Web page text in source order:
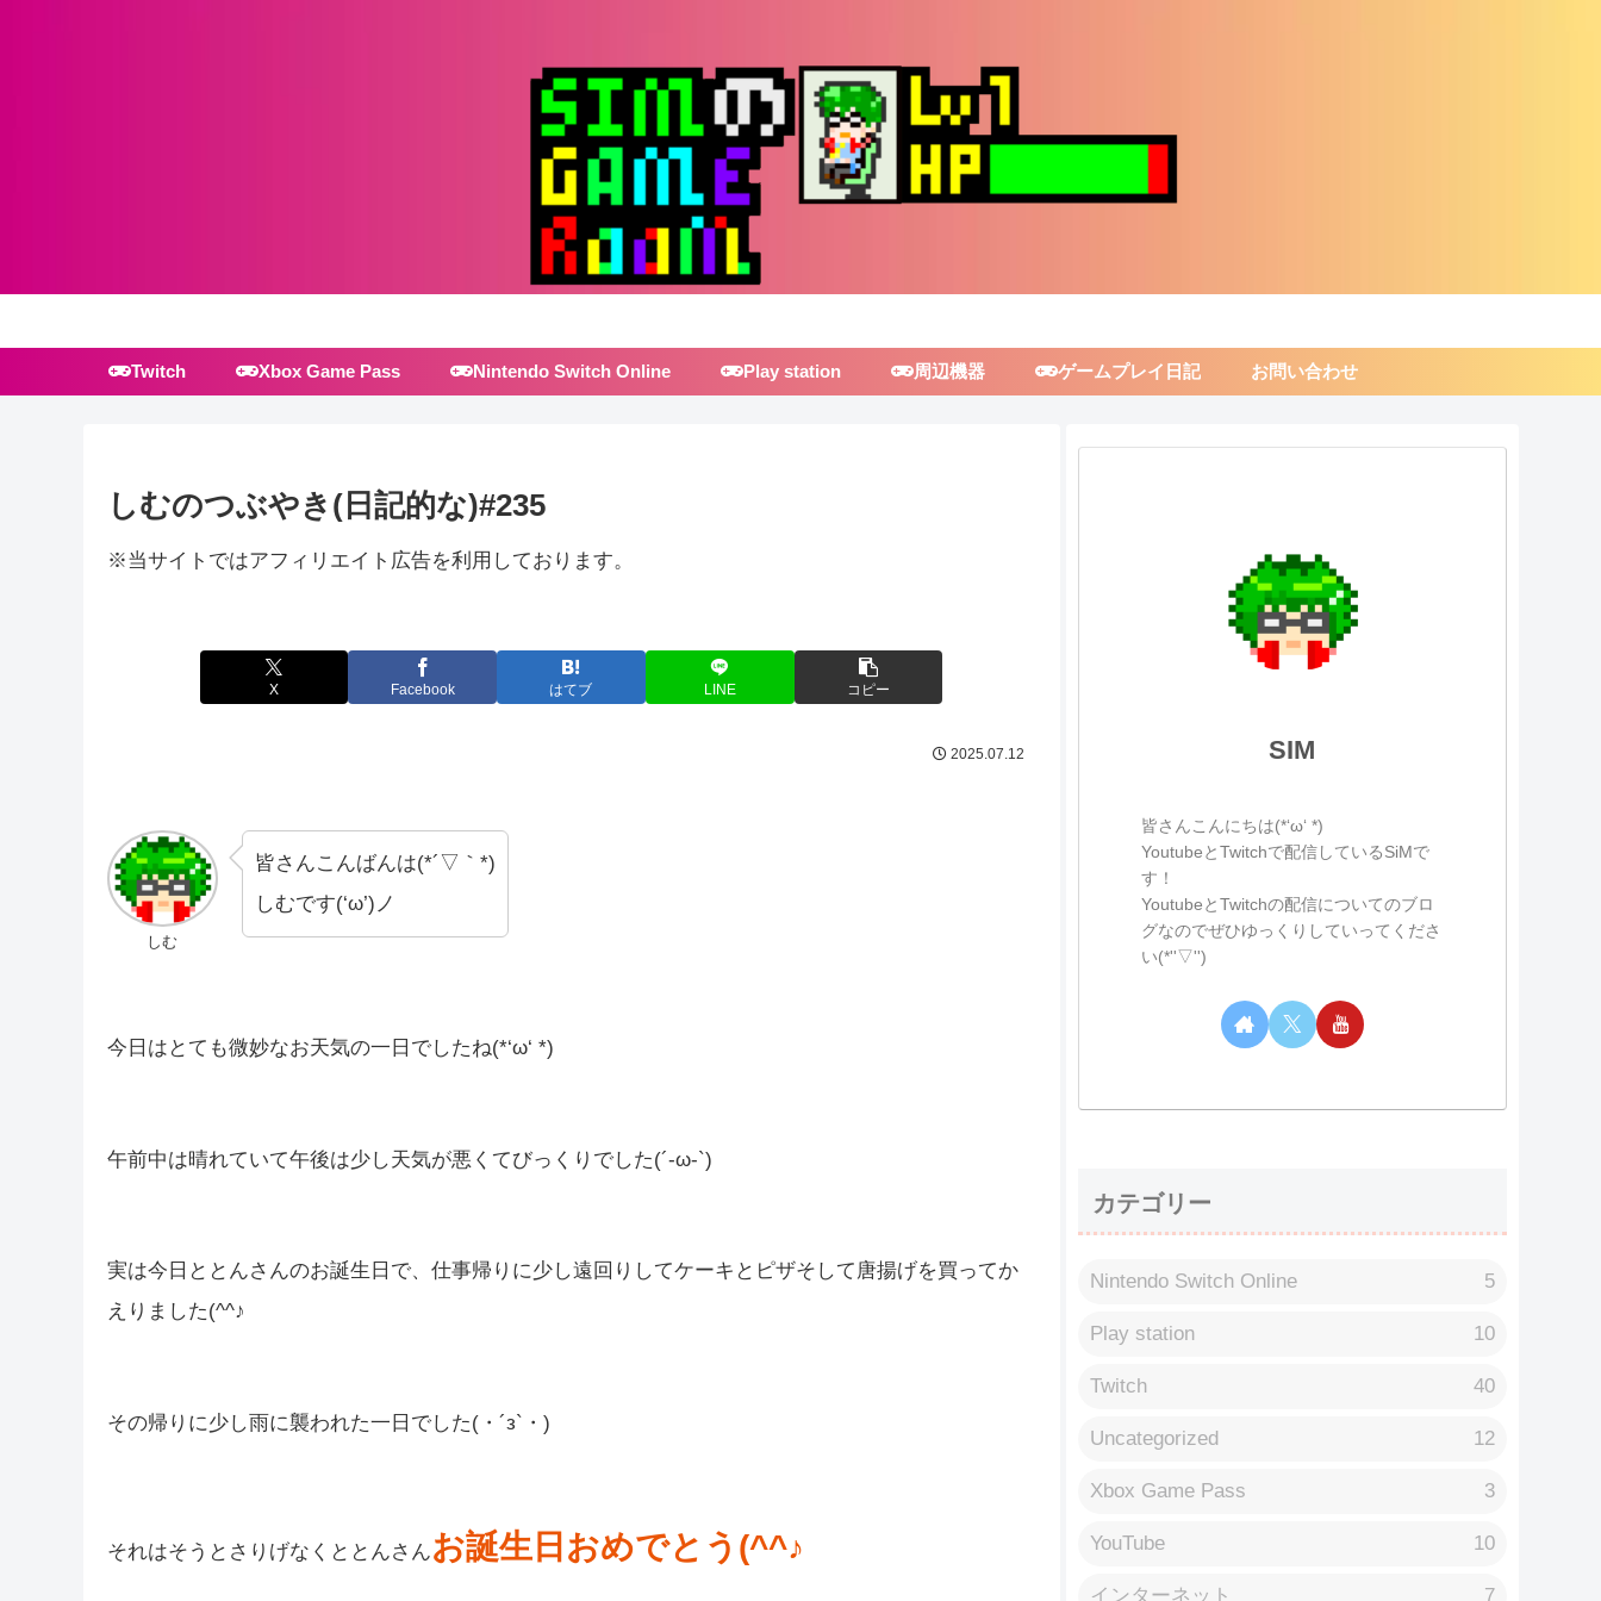
Twitch Xbox Game Pass Nintendo Switch Online Play station 周辺機器 ゲームプレイ日記 お問い合わせ
しむのつぶやき(日記的な)#235
※当サイトではアフィリエイト広告を利用しております。
X Facebook はてブ LINE コピー
2025.07.12
しむです(‘ω’)ノ
SIM
皆さんこんにちは(*‘ω‘ *)
YoutubeとTwitchで配信しているSiMで
す！
YoutubeとTwitchの配信についてのブロ
グなのでぜひゆっくりしていってくださ
い(*''▽'')
カテゴリー
Nintendo Switch Online 5
Play station 10
Twitch 40
Uncategorized 12
Xbox Game Pass 3
YouTube 10
インターネット 7